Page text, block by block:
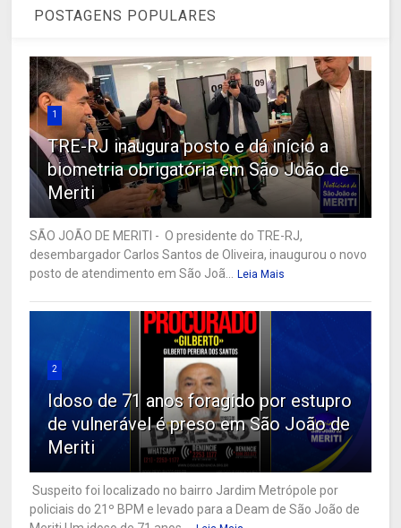
POSTAGENS POPULARES
1
TRE-RJ inaugura posto e dá início a
biometria obrigatória em São João de
Meriti
SÃO JOÃO DE MERITI - O presidente do TRE-RJ,
desembargador Carlos Santos de Oliveira, inaugurou o novo
posto de atendimento em São Joã...
Leia Mais
2
Idoso de 71 anos foragido por estupro
de vulnerável é preso em São João de
Meriti
Suspeito foi localizado no bairro Jardim Metrópole por
policiais do 21º BPM e levado para a Deam de São João de